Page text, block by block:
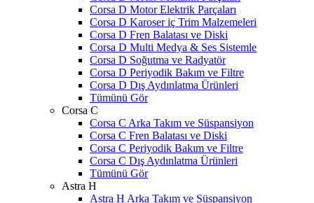
Corsa D Motor Elektrik Parçaları
Corsa D Karoser iç Trim Malzemeleri
Corsa D Fren Balatası ve Diski
Corsa D Multi Medya & Ses Sistemle
Corsa D Soğutma ve Radyatör
Corsa D Periyodik Bakım ve Filtre
Corsa D Dış Aydınlatma Ürünleri
Tümünü Gör
Corsa C
Corsa C Arka Takım ve Süspansiyon
Corsa C Fren Balatası ve Diski
Corsa C Periyodik Bakım ve Filtre
Corsa C Dış Aydınlatma Ürünleri
Tümünü Gör
Astra H
Astra H Arka Takım ve Süspansiyon